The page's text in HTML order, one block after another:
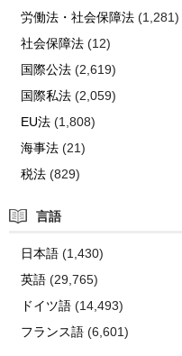
労働法・社会保障法(1,281)
社会保障法(12)
国際公法(2,619)
国際私法(2,059)
EU法(1,808)
海事法(21)
税法(829)
言語
日本語(1,430)
英語(29,765)
ドイツ語(14,493)
フランス語(6,601)